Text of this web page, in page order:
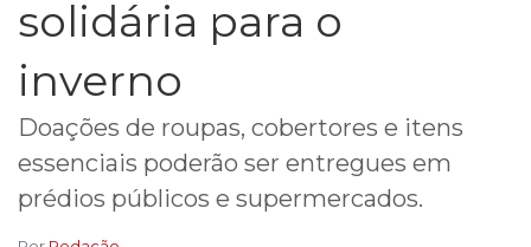
solidária para o
inverno
Doações de roupas, cobertores e itens
essenciais poderão ser entregues em
prédios públicos e supermercados.